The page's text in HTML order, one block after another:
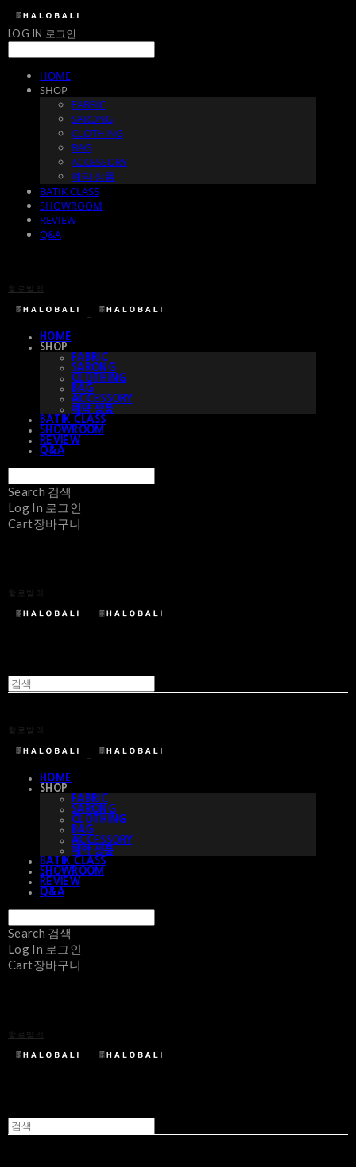
LOG IN 로그인
HOME
SHOP
FABRIC
SARONG
CLOTHING
BAG
ACCESSORY
예약 상품
BATIK CLASS
SHOWROOM
REVIEW
Q&A
할로발리
HOME
SHOP
FABRIC
SARONG
CLOTHING
BAG
ACCESSORY
예약 상품
BATIK CLASS
SHOWROOM
REVIEW
Q&A
Search 검색
Log In 로그인
Cart장바구니
할로발리
할로발리
HOME
SHOP
FABRIC
SARONG
CLOTHING
BAG
ACCESSORY
예약 상품
BATIK CLASS
SHOWROOM
REVIEW
Q&A
Search 검색
Log In 로그인
Cart장바구니
할로발리